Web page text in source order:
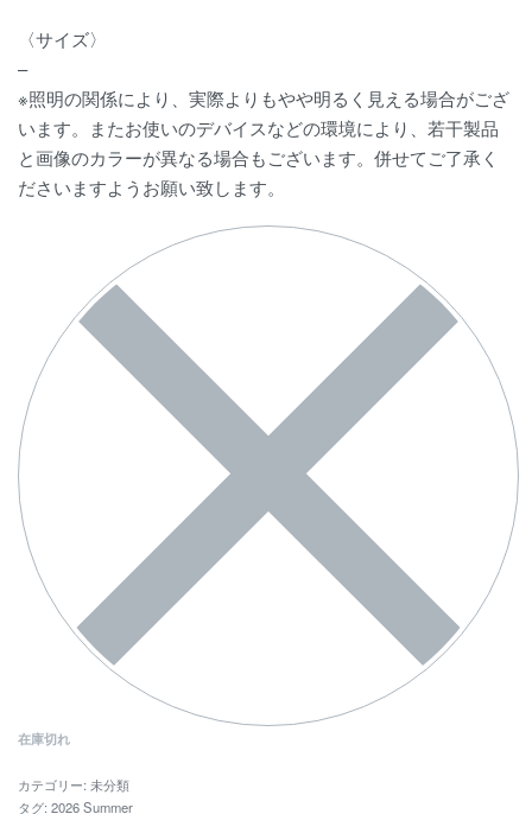
〈サイズ〉
–
※照明の関係により、実際よりもやや明るく見える場合がござ
います。またお使いのデバイスなどの環境により、若干製品
と画像のカラーが異なる場合もございます。併せてご了承く
ださいますようお願い致します。
在庫切れ
カテゴリー: 未分類
タグ: 2026 Summer